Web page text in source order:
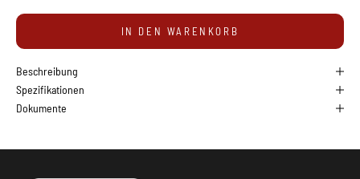
IN DEN WARENKORB
Beschreibung
Spezifikationen
Dokumente